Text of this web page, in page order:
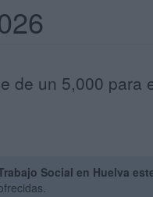
de un 5,000 para
Social en Huelva